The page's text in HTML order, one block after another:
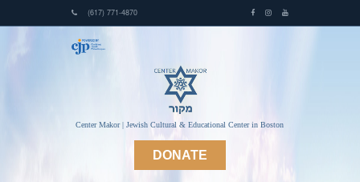
(617) 771-4870
Center Makor | Jewish Cultural & Educational Center in Boston
DONATE